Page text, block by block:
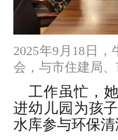
2025年9月18日
会，与市住建局
工作虽忙，
进幼儿园为孩
水库参与环保